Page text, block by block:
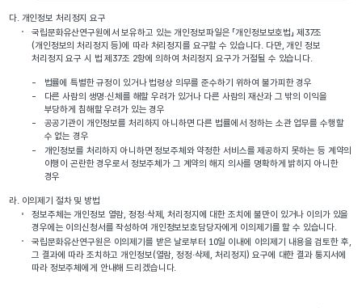
다. 개인정보 처리정지 요구
국립문화유산연구원에서 보유하고 있는 개인정보파일은 「개인정보보호법」 제37조
(개인정보의 처리정지 등)에 따라 처리정지를 요구할 수 있습니다. 다만, 개인 정보
처리정지 요구 시 법 제37조 2항에 의하여 처리정지 요구가 거절될 수 있습니다.
-
법률에 특별한 규정이 있거나 법령상 의무를 준수하기 위하여 불가피한 경우
-
다른 사람의 생명·신체를 해할 우려가 있거나 다른 사람의 재산과 그 밖의 이익을
부당하게 침해할 우려가 있는 경우
-
공공기관이 개인정보를 처리하지 아니하면 다른 법률에서 정하는 소관 업무를 수행할
수 없는 경우
-
개인정보를 처리하지 아니하면 정보주체와 약정한 서비스를 제공하지 못하는 등 계약의
이행이 곤란한 경우로서 정보주체가 그 계약의 해지 의사를 명확하게 밝히지 아니한
경우
라. 이의제기 절차 및 방법
정보주체는 개인정보 열람, 정정·삭제, 처리정지에 대한 조치에 불만이 있거나 이의가 있을
경우에는 이의신청서를 작성하여 개인정보보호담당자에게 이의제기를 할 수 있습니다.
국립문화유산연구원은 이의제기를 받은 날로부터 10일 이내에 이의제기 내용을 검토한 후,
그 결과에 따라 조치하고 개인정보(열람, 정정·삭제, 처리정지) 요구에 대한 결과 통지서에
따라 정보주체에게 안내해 드리겠습니다.